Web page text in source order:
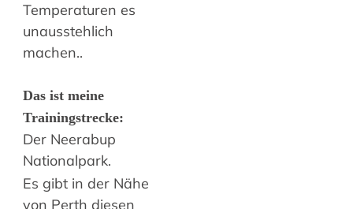
Temperaturen es
unausstehlich
machen..
Das ist meine
Trainingstrecke:
Der Neerabup
Nationalpark.
Es gibt in der Nähe
von Perth diesen